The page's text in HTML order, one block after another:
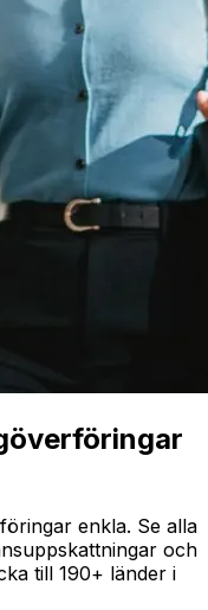
enkla. Se alla
och
till 190+ länder i